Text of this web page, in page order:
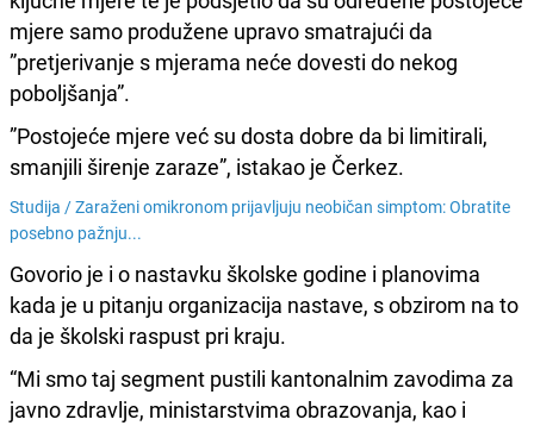
mjere samo produžene upravo smatrajući da
”pretjerivanje s mjerama neće dovesti do nekog
poboljšanja”.
”Postojeće mjere već su dosta dobre da bi limitirali,
smanjili širenje zaraze”, istakao je Čerkez.
Studija /Zaraženi omikronom prijavljuju neobičan simptom: Obratite
posebno pažnju...
Govorio je i o nastavku školske godine i planovima
kada je u pitanju organizacija nastave, s obzirom na to
da je školski raspust pri kraju.
“Mi smo taj segment pustili kantonalnim zavodima za
javno zdravlje, ministarstvima obrazovanja, kao i